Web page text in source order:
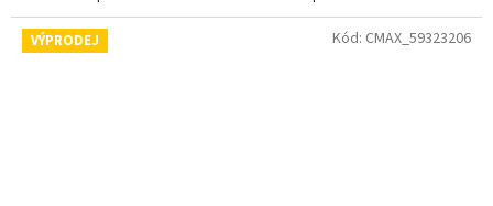
VÝPRODEJ Kód: CMAX_59323206